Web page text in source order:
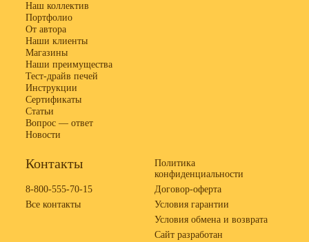
Наш коллектив
Портфолио
От автора
Наши клиенты
Магазины
Наши преимущества
Тест-драйв печей
Инструкции
Сертификаты
Статьи
Вопрос — ответ
Новости
Контакты
8-800-555-70-15
Все контакты
Политика
конфиденциальности
Договор-оферта
Условия гарантии
Условия обмена и возврата
Сайт разработан